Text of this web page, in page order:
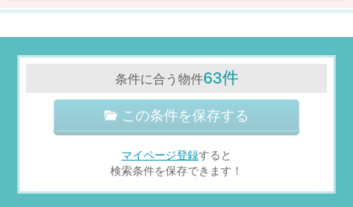
条件に合う物件63件
この条件を保存する
マイページ登録すると
検索条件を保存できます！